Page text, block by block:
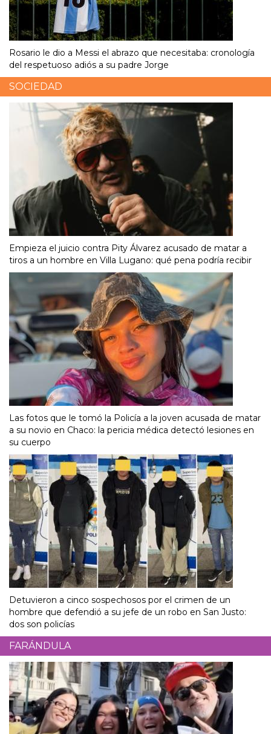
Rosario le dio a Messi el abrazo que necesitaba: cronología
del respetuoso adiós a su padre Jorge
SOCIEDAD
Empieza el juicio contra Pity Álvarez acusado de matar a
tiros a un hombre en Villa Lugano: qué pena podría recibir
Las fotos que le tomó la Policía a la joven acusada de matar
a su novio en Chaco: la pericia médica detectó lesiones en
su cuerpo
Detuvieron a cinco sospechosos por el crimen de un
hombre que defendió a su jefe de un robo en San Justo:
dos son policías
FARÁNDULA